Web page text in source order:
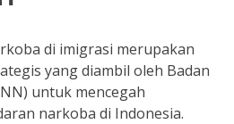
di imigrasi merupakan
yang diambil oleh Badan
untuk mencegah
narkoba di Indonesia.